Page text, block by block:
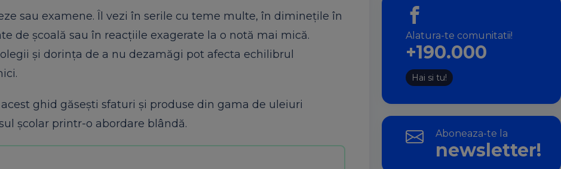
sau examene. Îl vezi în serile cu teme multe, în diminețile în
de școală sau în reacțiile exagerate la o notă mai mică.
și dorința de a nu dezamăgi pot afecta echilibrul
ghid găsești sfaturi și produse din gama de uleiuri
școlar printr-o abordare blândă.
Alatura-te comunitatii!
+190.000
Hai si tu!
Aboneaza-te la
newsletter!